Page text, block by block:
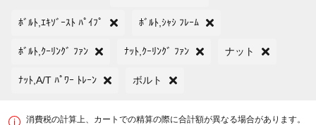
ﾎﾞﾙﾄ,ｴｷｿﾞｰｽﾄ ﾊﾟｲﾌﾟ ﾎﾞﾙﾄ,ｼｬｼ ﾌﾚｰﾑ
ﾎﾞﾙﾄ,ｸｰﾘﾝｸﾞ ﾌｧﾝ ﾅｯﾄ,ｸｰﾘﾝｸﾞ ﾌｧﾝ ナット
ﾅｯﾄ,A/T ﾊﾟﾜｰ ﾄﾚｰﾝ ボルト
消費税の計算上、カートでの精算の際に合計額が異なる場合があります。